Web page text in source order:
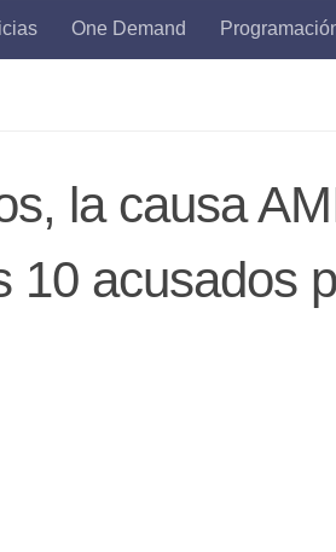
One Demand
la causa
10 acusados